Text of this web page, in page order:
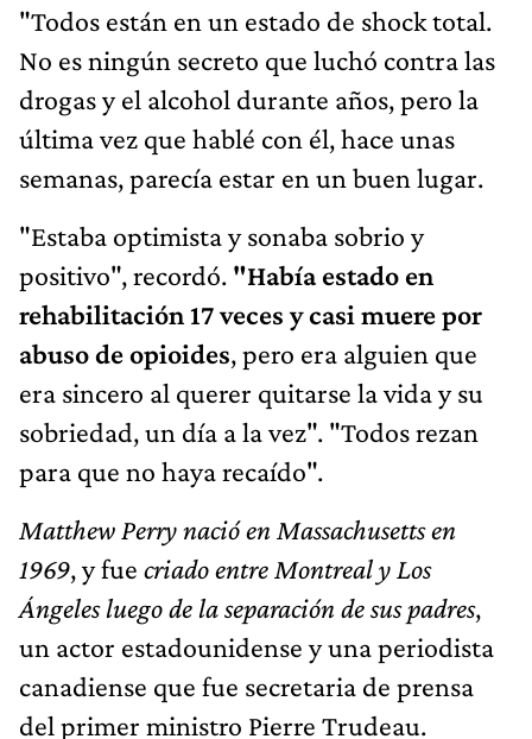
"Todos están en un estado de shock total.
No es ningún secreto que luchó contra las
drogas y el alcohol durante años, pero la
última vez que hablé con él, hace unas
semanas, parecía estar en un buen lugar.
"Estaba optimista y sonaba sobrio y
positivo", recordó. "Había estado en
rehabilitación 17 veces y casi muere por
abuso de opioides, pero era alguien que
era sincero al querer quitarse la vida y su
sobriedad, un día a la vez". "Todos rezan
para que no haya recaído".
Matthew Perry nació en Massachusetts en
1969, y fue criado entre Montreal y Los
Ángeles luego de la separación de sus padres,
un actor estadounidense y una periodista
canadiense que fue secretaria de prensa
del primer ministro Pierre Trudeau.